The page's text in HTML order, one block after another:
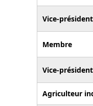
Vice-président
Membre
Vice-président
Agriculteur